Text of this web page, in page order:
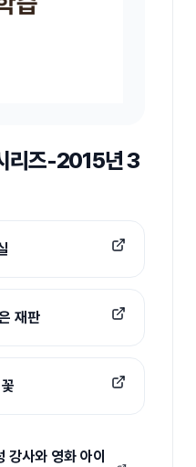
리즈-2015년 3
재판
강사와 영화 아이